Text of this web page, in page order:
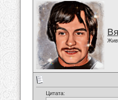
Цитата: